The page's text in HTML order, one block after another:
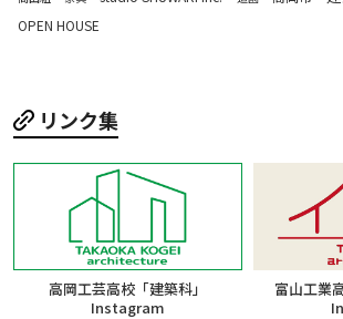
OPEN HOUSE
リンク集
高岡工芸高校「建築科」
Instagram
富山工業